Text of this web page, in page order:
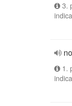
3.
1.